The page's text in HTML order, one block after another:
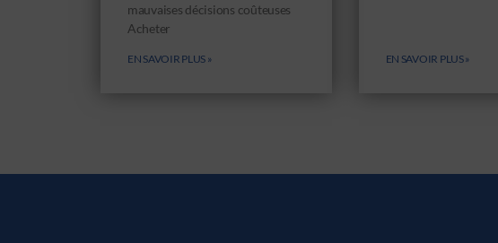
mauvaises décisions coûteuses
Acheter
EN SAVOIR PLUS » EN SAVOIR PLUS »